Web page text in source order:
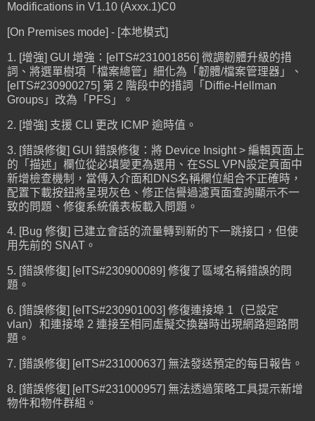
Modifications in V1.10 (Axxx.1)C0
[On Premises mode] - [本地模式]
1. [增強] GUI 增強：[eITS#231001856] 微調韌體升級的措
詞、將選單樹項「檔案總管」細化為「韌體/檔案管理器」、
[eITS#230900275] 第 2 階段中的措詞「Diffie-Hellman
Groups」改為「PFS」。
2. [增強] 支援 CLI 更改 ICMP 逾時值。
3. [錯誤修復] GUI 錯誤修復：將 Device Insight > 編輯頁面上
的「描述」欄位從必填變更為選用、在SSL VPN設定頁面中
新增檢查機制，當傳入介面和DNS名稱欄位組合不正確時，
配置下載按鈕將呈現灰色、修正信譽過濾頁面查詢顯示不一
致的問題、修復系統儀表板載入問題。
4. [Bug 修復] 已建立會話的流量轉到新的下一跳接口，但使
用先前的 SNAT。
5. [錯誤修復] [eITS#230900089] 修復了區域名稱錯誤的問
題。
6. [錯誤修復] [eITS#230901003] 修復連接埠 1（已設定
vlan）和連接埠 2 連接至相同虛擬交換器時出現網路迴路問
題。
7. [錯誤修復] [eITS#231000637] 無法發送預定的每日報告。
8. [錯誤修復] [eITS#231000957] 無法透過策略工具提示新增
物件和物件群組。